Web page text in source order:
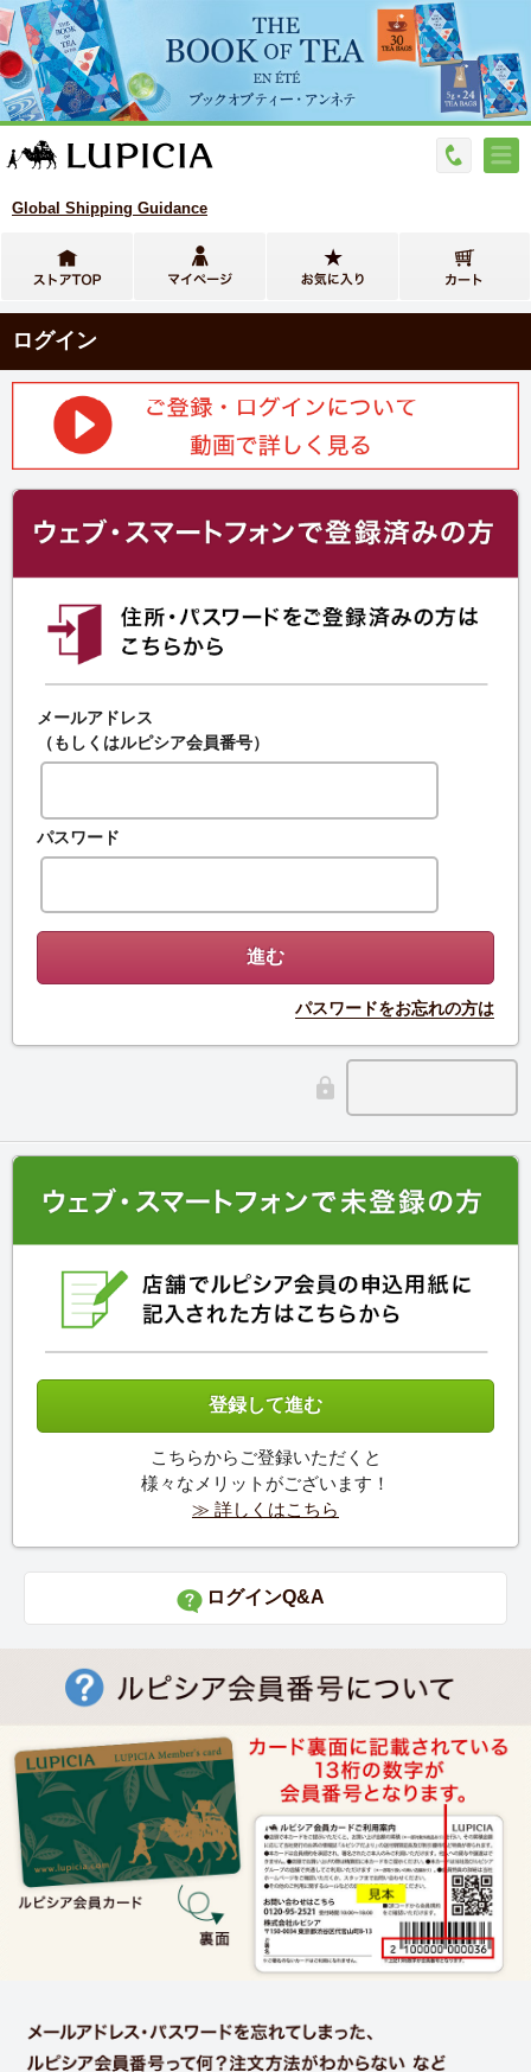
Global Shipping Guidance
ログイン
メールアドレス
（もしくはルピシア会員番号）
パスワード
パスワードをお忘れの方は
こちらからご登録いただくと
様々なメリットがございます！
≫ 詳しくはこちら